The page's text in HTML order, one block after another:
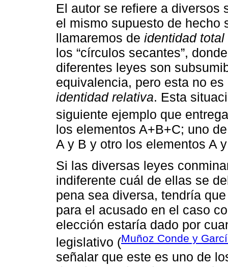
El autor se refiere a diversos
el mismo supuesto de hecho
llamaremos de identidad total
los “círculos secantes”,
diferentes leyes son
equivalencia, pero esta no
identidad relativa. Esta
siguiente ejemplo que
los elementos A+B+C; uno
A y B y otro los elementos A
Si las diversas leyes
indiferente cuál de ellas se
pena sea diversa, tendría
para el acusado en el caso
elección estaría dado por
legislativo (Muñoz Conde y
señalar que este es uno de